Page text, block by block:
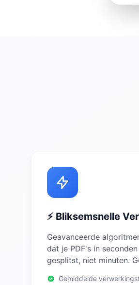
⚡ Bliksemsnelle
Geavanceerde
dat je PDF's in
gesplitst, niet minuten.
Gemiddelde